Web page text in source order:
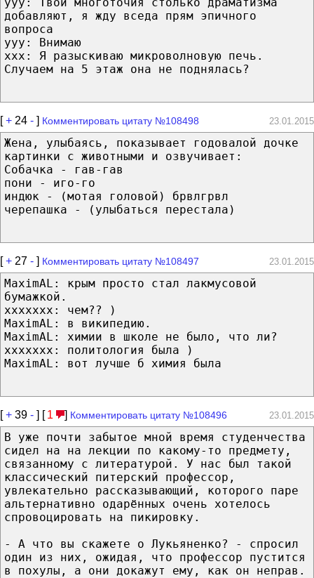
добавляют, я жду вседа прям эпичного
вопроса
yyy: Внимаю
xxx: Я разыскиваю микроволновую печь.
Случаем на 5 этаж она не поднялась?
[+ 24 - ] Комментировать цитату №108498 23.01.2015
Жена, улыбаясь, показывает годовалой дочке
картинки с животными и озвучивает:
Собачка - гав-гав
пони - иго-го
индюк - (мотая головой) брвлгрвл
черепашка - (улыбаться перестала)
[+ 27 - ] Комментировать цитату №108497 23.01.2015
MaximAL: крым просто стал лакмусовой
бумажкой.
xxxxxxx: чем?? )
MaximAL: в википедию.
MaximAL: химии в школе не было, что ли?
xxxxxxx: политология была )
MaximAL: вот лучше б химия была
[+ 39 - ] [ 1 ] Комментировать цитату №108496 23.01.2015
В уже почти забытое мной время студенчества
сидел на на лекции по какому-то предмету,
связанному с литературой. У нас был такой
классический питерский профессор,
увлекательно рассказывающий, которого паре
альтернативно одарённых очень хотелось
спровоцировать на пикировку.
- А что вы скажете о Лукьяненко? - спросил
один из них, ожидая, что профессор пустится
в похулы, а они докажут ему, как он неправ.